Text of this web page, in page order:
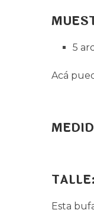
5
Acá
TALLE:
Esta